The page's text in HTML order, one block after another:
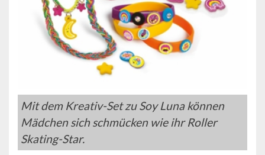
Mit dem Kreativ-Set zu Soy Luna können
Mädchen sich schmücken wie ihr Roller
Skating-Star.